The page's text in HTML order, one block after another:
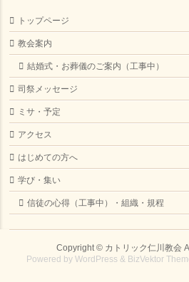
トップページ
教会案内
結婚式・お葬儀のご案内（工事中）
司祭メッセージ
ミサ・予定
アクセス
はじめての方へ
学び・集い
信徒の心得（工事中）・組織・規程
Copyright © カトリック仁川教会
Powered byWordPress & BizVektor